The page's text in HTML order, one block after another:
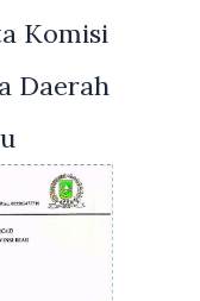
Komisi
Daerah